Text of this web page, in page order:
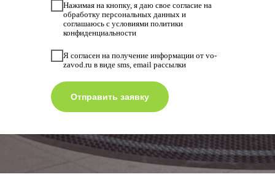
Нажимая на кнопку, я даю свое согласие на
обработку персональных данных и
соглашаюсь с условиями политики
конфиденциальности
Я согласен на получение информации от vo-
zavod.ru в виде sms, email рассылки
Отправить заявку